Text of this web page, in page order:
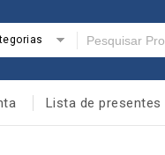
Lista de presentes